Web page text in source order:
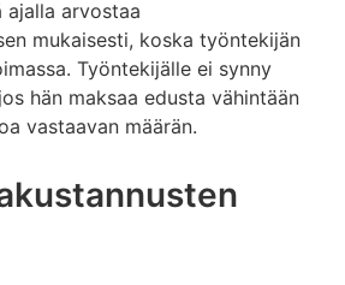
arvostaa
mukaisesti, koska työntekijän
Työntekijälle ei synny
hän maksaa edusta vähintään
vastaavan määrän.